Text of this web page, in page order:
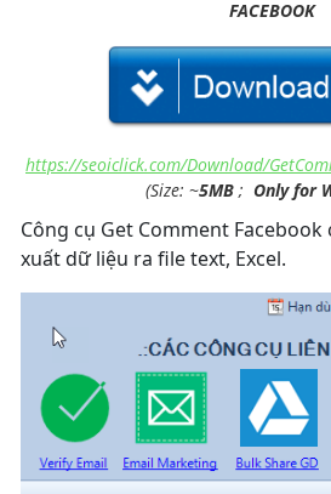
FACEBOOK
https://seoiclick.com/Download/
(Size: ~5MB ; Only for
Công cụ Get Comment
xuất dữ liệu ra file text, Excel.